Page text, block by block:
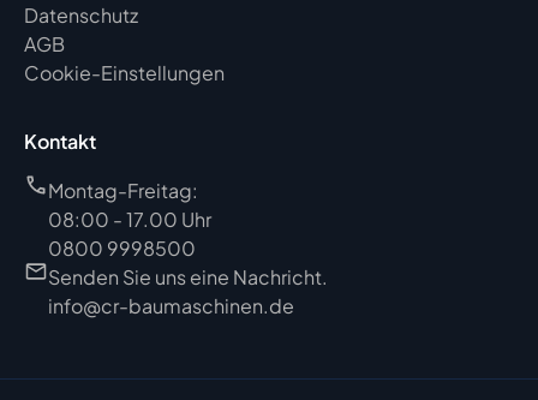
Datenschutz
AGB
Cookie-Einstellungen
Kontakt
Montag-Freitag:
08:00 - 17.00 Uhr
0800 9998500
Senden Sie uns eine Nachricht.
info@cr-baumaschinen.de